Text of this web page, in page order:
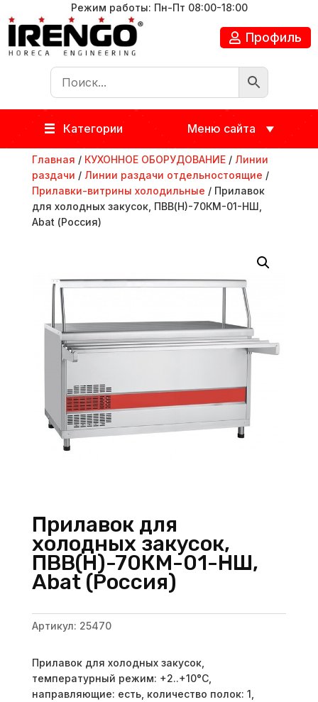
Режим работы: Пн-Пт 08:00-18:00
Профиль
Категории Меню сайта
Главная / КУХОННОЕ ОБОРУДОВАНИЕ/ Линии
раздачи / Линии раздачи отдельностоящие /
Прилавки-витрины холодильные / Прилавок
для холодных закусок, ПВВ(Н)-70КМ-01-НШ,
Abat (Россия)
Прилавок для
холодных закусок,
ПВВ(Н)-70КМ-01-НШ,
Abat (Россия)
Артикул: 25470
Прилавок для холодных закусок,
температурный режим: +2..+10°С,
направляющие: есть, количество полок: 1,